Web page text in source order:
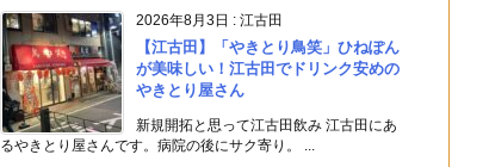
2026年8月3日 : 江古田
【江古田】「やきとり鳥笑」ひねぽん
が美味しい！江古田でドリンク安めの
やきとり屋さん
新規開拓と思って江古田飲み 江古田にあ
るやきとり屋さんです。病院の後にサク寄り。 ...